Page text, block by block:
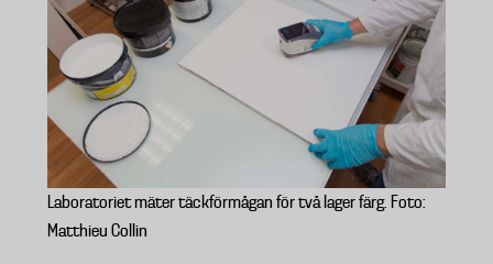
Laboratoriet mäter täckförmågan för två lager färg. Foto:
Matthieu Collin